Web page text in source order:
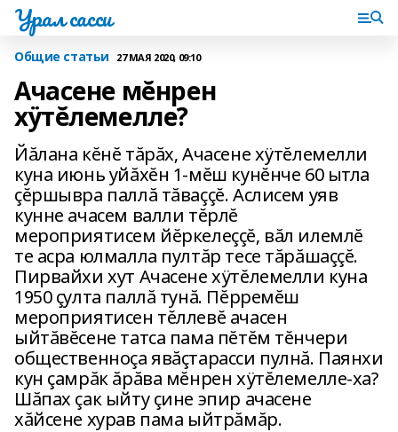
Урал сасси
Общие статьи 27 МАЯ 2020, 09:10
Ачасене мĕнрен
хÿтĕлемелле?
Йăлана кĕнĕ тăрăх‚ Ачасене хÿтĕлемелли
куна июнь уйăхĕн 1-мĕш кунĕнче 60 ытла
çĕршывра паллă тăваççĕ. Аслисем уяв
кунне ачасем валли тĕрлĕ
мероприятисем йĕркелеççĕ‚ вăл илемлĕ
те асра юлмалла пултăр тесе тăрăшаççĕ.
Пирвайхи хут Ачасене хÿтĕлемелли куна
1950 çулта паллă тунă. Пĕрремĕш
мероприятисен тĕллевĕ ачасен
ыйтăвĕсене татса пама пĕтĕм тĕнчери
общественноçа явăçтарасси пулнă. Паянхи
кун çамрăк ăрăва мĕнрен хÿтĕлемелле-ха?
Шăпах çак ыйту çине эпир ачасене
хăйсене хурав пама ыйтрăмăр.